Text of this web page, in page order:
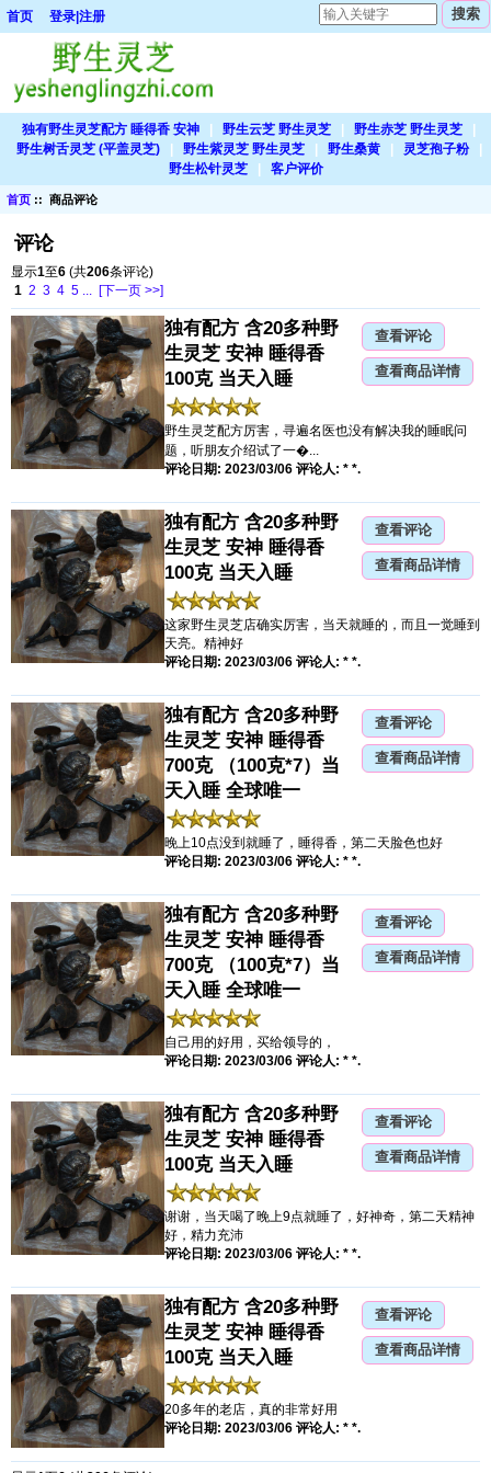
首页 登录|注册
独有野生灵芝配方 睡得香 安神 野生云芝 野生灵芝 野生赤芝 野生灵芝
野生树舌灵芝 (平盖灵芝)
野生紫灵芝 野生灵芝 野生桑黄 灵芝孢子粉
野生松针灵芝
客户评价
首页:: 商品评论
评论
显示1至6(共206条评论)
1 2 3 4 5 [下一页 >>]
查看评论
查看商品详情
独有配方 含20多种野
生灵芝 安神 睡得香
100克 当天入睡
野生灵芝配方厉害，寻遍名医也没有解决我的睡眠问
题，听朋友介绍试了一�...
评论日期: 2023/03/06 评论人: * *.
查看评论
查看商品详情
独有配方 含20多种野
生灵芝 安神 睡得香
100克 当天入睡
这家野生灵芝店确实厉害，当天就睡的，而且一觉睡到
天亮。精神好
评论日期: 2023/03/06 评论人: * *.
查看评论
查看商品详情
独有配方 含20多种野
生灵芝 安神 睡得香
700克 （100克*7）当
天入睡 全球唯一
晚上10点没到就睡了，睡得香，第二天脸色也好
评论日期: 2023/03/06 评论人: * *.
查看评论
查看商品详情
独有配方 含20多种野
生灵芝 安神 睡得香
700克 （100克*7）当
天入睡 全球唯一
自己用的好用，买给领导的，
评论日期: 2023/03/06 评论人: * *.
查看评论
查看商品详情
独有配方 含20多种野
生灵芝 安神 睡得香
100克 当天入睡
谢谢，当天喝了晚上9点就睡了，好神奇，第二天精神
好，精力充沛
评论日期: 2023/03/06 评论人: * *.
查看评论
查看商品详情
独有配方 含20多种野
生灵芝 安神 睡得香
100克 当天入睡
20多年的老店，真的非常好用
评论日期: 2023/03/06 评论人: * *.